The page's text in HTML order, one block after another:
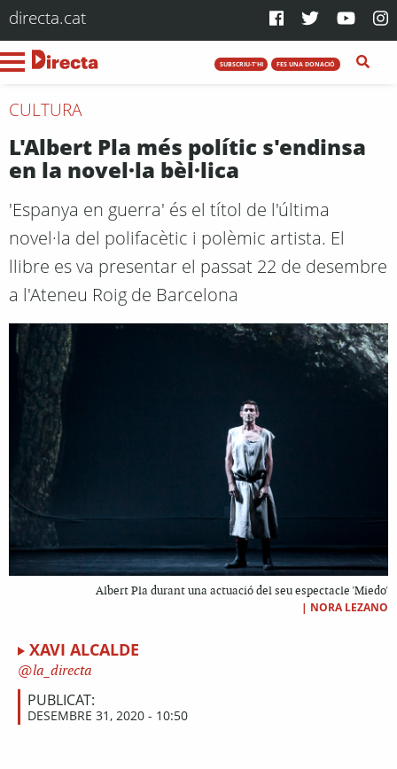
directa.cat
SUBSCRIU-T'HI FES UNA DONACIÓ
CULTURA
L'Albert Pla més polític s'endinsa
en la novel·la bèl·lica
'Espanya en guerra' és el títol de l'última
novel·la del polifacètic i polèmic artista. El
llibre es va presentar el passat 22 de desembre
a l'Ateneu Roig de Barcelona
Albert Pla durant una actuació del seu espectacle 'Miedo'
| NORA LEZANO
XAVI ALCALDE
la_directa
PUBLICAT:
DESEMBRE 31, 2020 - 10:50